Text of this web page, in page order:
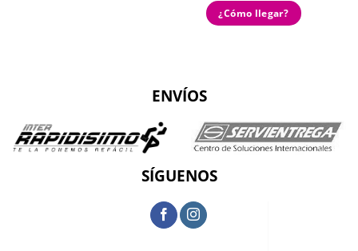
¿Cómo llegar?
ENVÍOS
SÍGUENOS